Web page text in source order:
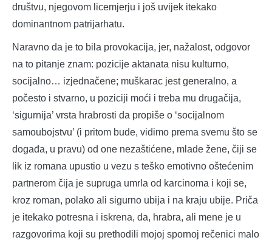
društvu, njegovom licemjerju i još uvijek itekako
dominantnom patrijarhatu.
Naravno da je to bila provokacija, jer, nažalost, odgovor
na to pitanje znam: pozicije aktanata nisu kulturno,
socijalno… izjednačene; muškarac jest generalno, a
počesto i stvarno, u poziciji moći i treba mu drugačija,
‘sigurnija’ vrsta hrabrosti da propiše o ‘socijalnom
samoubojstvu’ (i pritom bude, vidimo prema svemu što se
događa, u pravu) od one nezaštićene, mlade žene, čiji se
lik iz romana upustio u vezu s teško emotivno oštećenim
partnerom čija je supruga umrla od karcinoma i koji se,
kroz roman, polako ali sigurno ubija i na kraju ubije. Priča
je itekako potresna i iskrena, da, hrabra, ali mene je u
razgovorima koji su prethodili mojoj spornoj rečenici malo